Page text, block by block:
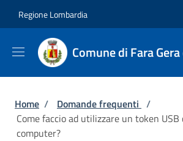
Regione Lombardia
Comune di Fara
Briciole di pane
Home / Domande frequenti /
Come faccio ad utilizzare un token
computer?